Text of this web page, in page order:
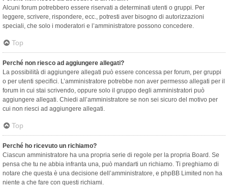
Alcuni forum potrebbero essere riservati a determinati utenti o gruppi. Per
leggere, scrivere, rispondere, ecc., potresti aver bisogno di autorizzazioni
speciali, che solo i moderatori e l’amministratore possono concedere.
Top
Perché non riesco ad aggiungere allegati?
La possibilità di aggiungere allegati può essere concessa per forum, per gruppi
o per utenti specifici. L’amministratore potrebbe non aver permesso allegati per il
forum in cui stai scrivendo, oppure solo il gruppo degli amministratori può
aggiungere allegati. Chiedi all’amministratore se non sei sicuro del motivo per
cui non riesci ad aggiungere allegati.
Top
Perché ho ricevuto un richiamo?
Ciascun amministratore ha una propria serie di regole per la propria Board. Se
pensa che tu ne abbia infranta una, può mandarti un richiamo. Ti preghiamo di
notare che questa è una decisione dell’amministratore, e phpBB Limited non ha
niente a che fare con questi richiami.